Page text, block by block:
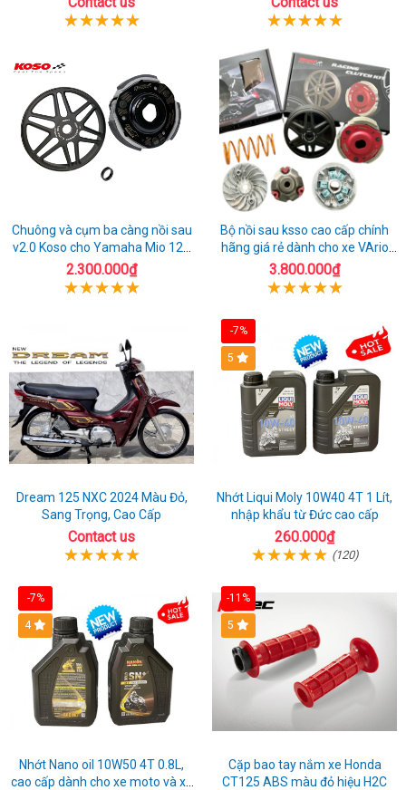
Chuông và cụm ba càng nồi sau
v2.0 Koso cho Yamaha Mio 125
cao cấp
2.300.000₫
Bộ nồi sau ksso cao cấp chính
hãng giá rẻ dành cho xe VArio
160
3.800.000₫
Dream 125 NXC 2024 Màu Đỏ,
Sang Trọng, Cao Cấp
Contact us
-7%
5
Nhớt Liqui Moly 10W40 4T 1 Lít,
nhập khẩu từ Đức cao cấp
260.000₫
(120)
-7%
4
Nhớt Nano oil 10W50 4T 0.8L,
cao cấp dành cho xe moto và xe
-11%
5
Cặp bao tay nắm xe Honda
CT125 ABS màu đỏ hiệu H2C